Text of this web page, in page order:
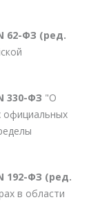
62-ФЗ (ред.
330-ФЗ "О
официальных
192-ФЗ (ред.
в области